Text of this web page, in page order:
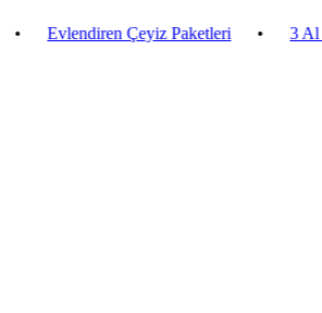
Evlendiren Çeyiz Paketleri • 3 Al 2 Öde